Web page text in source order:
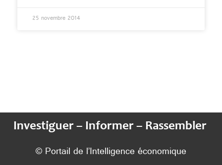
25 novembre 2014
Investiguer – Informer – Rassembler
© Portail de l’Intelligence économique